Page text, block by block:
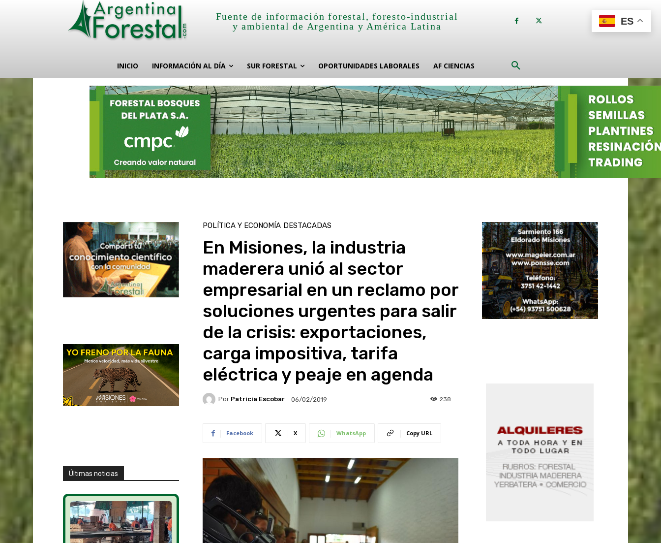
Fuente de información forestal, foresto-industrial
y ambiental de Argentina y América Latina
INICIO INFORMACIÓN AL DÍA SUR FORESTAL OPORTUNIDADES LABORALES AF CIENCIAS
Últimas noticias
POLÍTICA Y ECONOMÍA DESTACADAS
En Misiones, la industria
maderera unió al sector
empresarial en un reclamo por
soluciones urgentes para salir
de la crisis: exportaciones,
carga impositiva, tarifa
eléctrica y peaje en agenda
Por Patricia Escobar 06/02/2019 238
Facebook X WhatsApp Copy URL
ES